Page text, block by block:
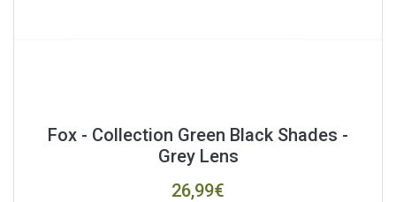
Fox - Collection Green Black Shades -
Grey Lens
26,99€